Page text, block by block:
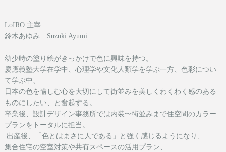
LoIRO.主宰
鈴木あゆみ Suzuki Ayumi
幼少時の塗り絵がきっかけで色に興味を持つ。
慶應義塾大学在学中、心理学や文化人類学を学ぶ一方、色彩につい
て学ぶ中、
日本の色を愉しむ心を大切にして街並みを美しくわくわく感のある
ものにしたい、と奮起する。
卒業後、設計デザイン事務所では内装〜街並みまで住空間のカラー
プランをトータルに担当。
出産後、「色とはまさに人である」と強く感じるようになり、
集合住宅の空室対策や共有スペースの活用プラン、